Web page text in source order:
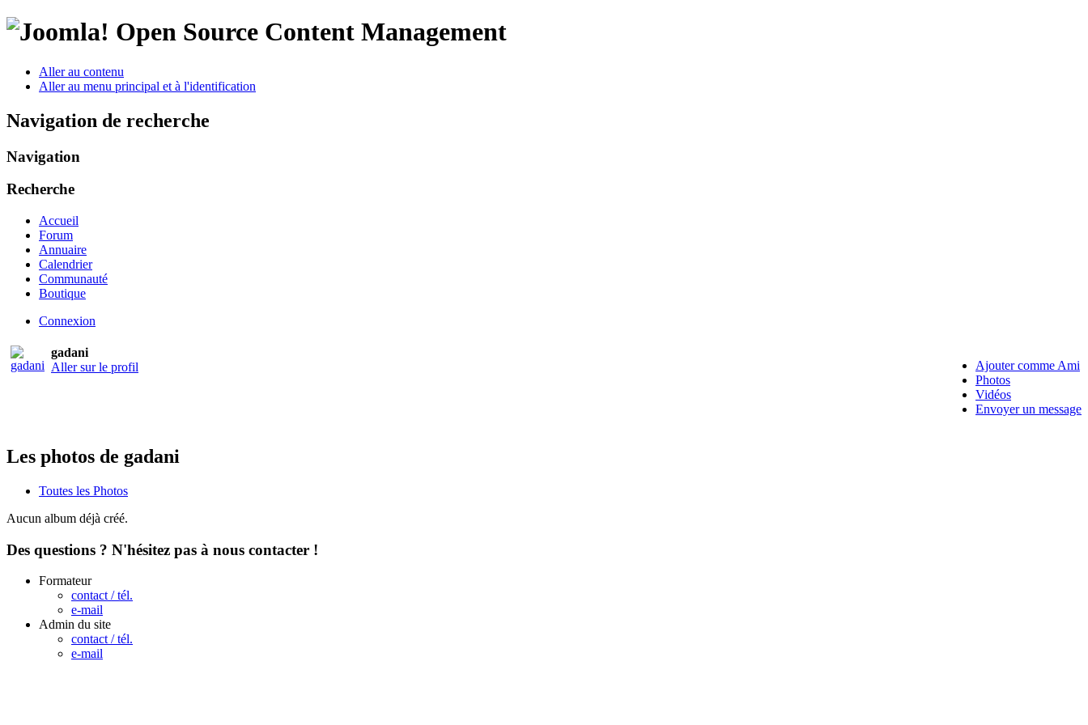
Open Source Content Management
Aller au contenu
Aller au menu principal et à l'identification
Navigation de recherche
Navigation
Recherche
Accueil
Forum
Annuaire
Calendrier
Communauté
Boutique
Connexion
gadani
Aller sur le profil
Ajouter comme Ami
Photos
Vidéos
Envoyer un message
Les photos de gadani
Toutes les Photos
Aucun album déjà créé.
Des questions ? N'hésitez pas à nous contacter !
Formateur
contact / tél.
e-mail
Admin du site
contact / tél.
e-mail